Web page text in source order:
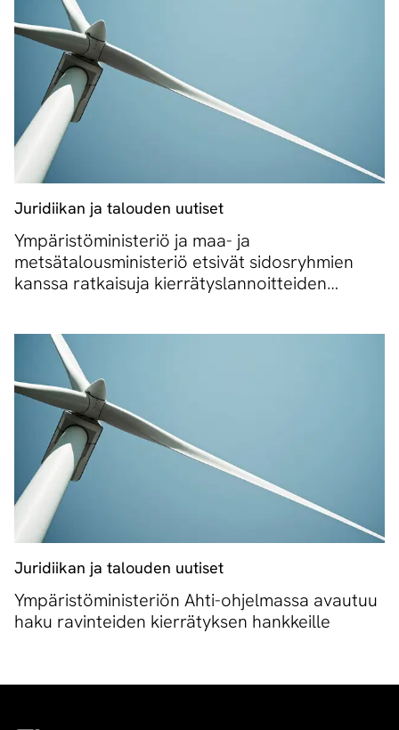
Juridiikan ja talouden uutiset
Ympäristöministeriö ja maa- ja
metsätalousministeriö etsivät sidosryhmien
kanssa ratkaisuja kierrätyslannoitteiden
Juridiikan ja talouden uutiset
Ympäristöministeriön Ahti-ohjelmassa avautuu
haku ravinteiden kierrätyksen hankkeille